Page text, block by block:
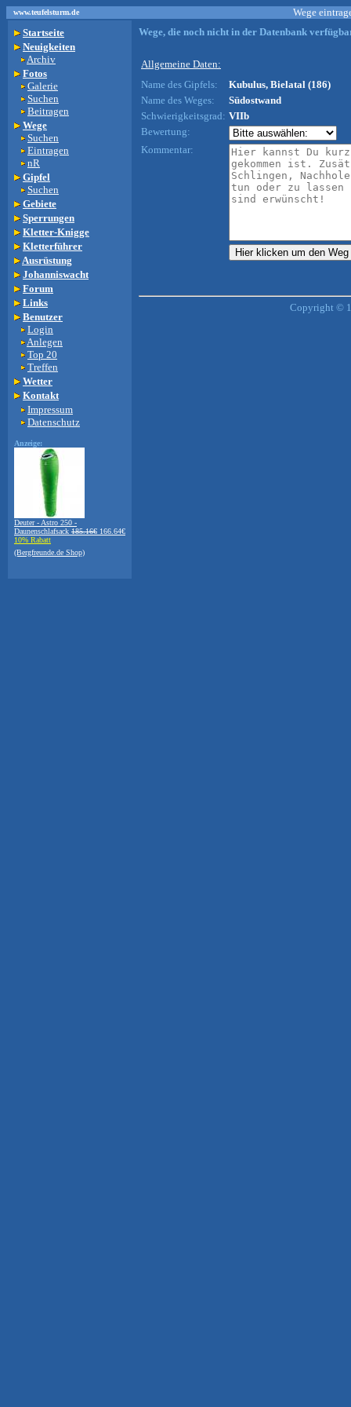
www.teufelsturm.de
Wege
Startseite
Neuigkeiten
Archiv
Fotos
Galerie
Suchen
Beitragen
Wege
Suchen
Eintragen
nR
Gipfel
Suchen
Gebiete
Sperrungen
Kletter-Knigge
Kletterführer
Ausrüstung
Johanniswacht
Forum
Links
Benutzer
Login
Anlegen
Top 20
Treffen
Wetter
Kontakt
Impressum
Datenschutz
Anzeige:
Deuter - Astro 250 -
Daunenschlafsack 185.16€ 166.64€
10% Rabatt
(Bergfreunde.de Shop)
Wege, die noch nicht in der Datenbank
Allgemeine Daten:
Name des Gipfels:
Kubulus, Bielatal (186)
Name des Weges:
Südostwand
Schwierigkeitsgrad: VIIb
Bewertung:
Kommentar:
Copyright ©